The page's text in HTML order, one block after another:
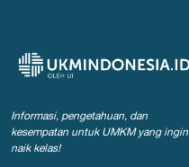
Informasi, pengetahuan, dan
kesempatan untuk UMKM yang ingin
naik kelas!